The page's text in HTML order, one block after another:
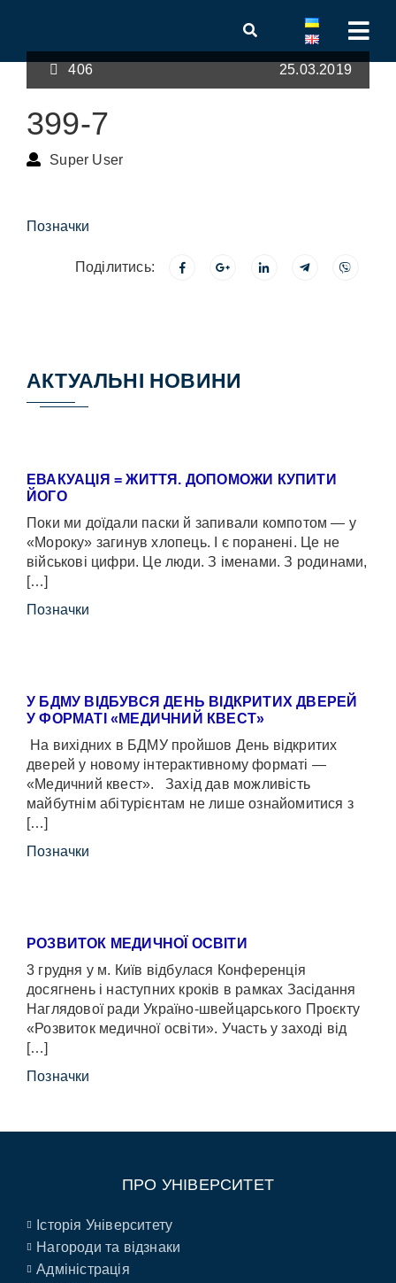
406 25.03.2019
399-7
Super User
Позначки
Поділитись:
АКТУАЛЬНІ НОВИНИ
ЕВАКУАЦІЯ = ЖИТТЯ. ДОПОМОЖИ КУПИТИ
ЙОГО
Поки ми доїдали паски й запивали компотом — у
«Мороку» загинув хлопець. І є поранені. Це не
військові цифри. Це люди. З іменами. З родинами,
[…]
Позначки
У БДМУ ВІДБУВСЯ ДЕНЬ ВІДКРИТИХ ДВЕРЕЙ
У ФОРМАТІ «МЕДИЧНИЙ КВЕСТ»
На вихідних в БДМУ пройшов День відкритих
дверей у новому інтерактивному форматі —
«Медичний квест». Захід дав можливість
майбутнім абітурієнтам не лише ознайомитися з
[…]
Позначки
РОЗВИТОК МЕДИЧНОЇ ОСВІТИ
3 грудня у м. Київ відбулася Конференція
досягнень і наступних кроків в рамках Засідання
Наглядової ради Україно-швейцарського Проєкту
«Розвиток медичної освіти». Участь у заході від
[…]
Позначки
ПРО УНІВЕРСИТЕТ
Історія Університету
Нагороди та відзнаки
Адміністрація